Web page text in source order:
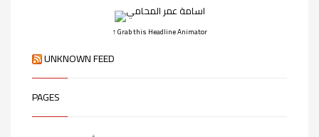
↑ Grab this Headline Animator
UNKNOWN FEED
PAGES